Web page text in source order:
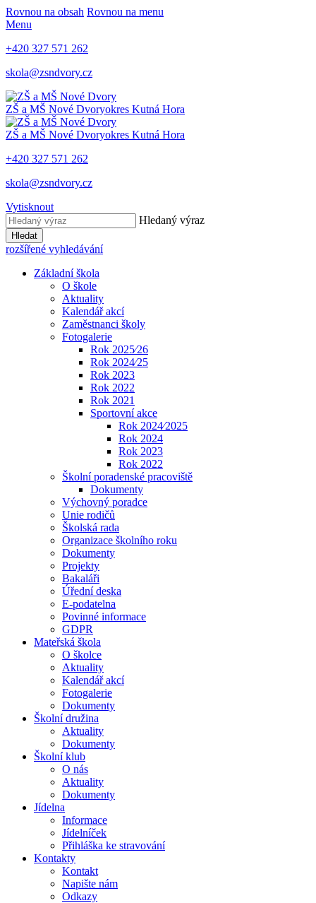
Rovnou na obsah Rovnou na menu
Menu
+420 327 571 262
skola@zsndvory.cz
ZŠ a MŠ Nové Dvoryokres Kutná Hora
ZŠ a MŠ Nové Dvoryokres Kutná Hora
+420 327 571 262
skola@zsndvory.cz
Vytisknout
Hledaný výraz
Hledat
rozšířené vyhledávání
Základní škola
O škole
Aktuality
Kalendář akcí
Zaměstnanci školy
Fotogalerie
Rok 2025⁄26
Rok 2024⁄25
Rok 2023
Rok 2022
Rok 2021
Sportovní akce
Rok 2024⁄2025
Rok 2024
Rok 2023
Rok 2022
Školní poradenské pracoviště
Dokumenty
Výchovný poradce
Unie rodičů
Školská rada
Organizace školního roku
Dokumenty
Projekty
Bakaláři
Úřední deska
E-podatelna
Povinné informace
GDPR
Mateřská škola
O školce
Aktuality
Kalendář akcí
Fotogalerie
Dokumenty
Školní družina
Aktuality
Dokumenty
Školní klub
O nás
Aktuality
Dokumenty
Jídelna
Informace
Jídelníček
Přihláška ke stravování
Kontakty
Kontakt
Napište nám
Odkazy